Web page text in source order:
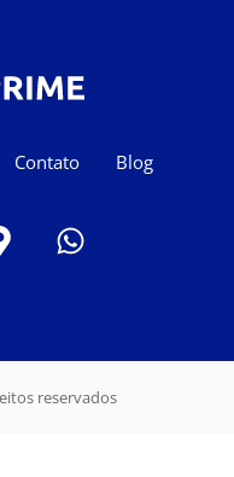
Contato Blog
reservados